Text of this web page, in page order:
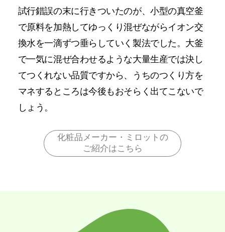
試行錯誤の末に行きついたのが、小型の真空釜
で原料を加熱してゆっくり混ぜながらイオン交
換水を一滴ずつ垂らしていく製法でした。大釜
で一気に混ぜ合わせるような大量生産では決し
てつくれない品質ですから、うちのつくり方を
マネするところは今後もおそらく出てこないで
しょう。
化粧品メーカー・ミロットの
ご紹介はこちら